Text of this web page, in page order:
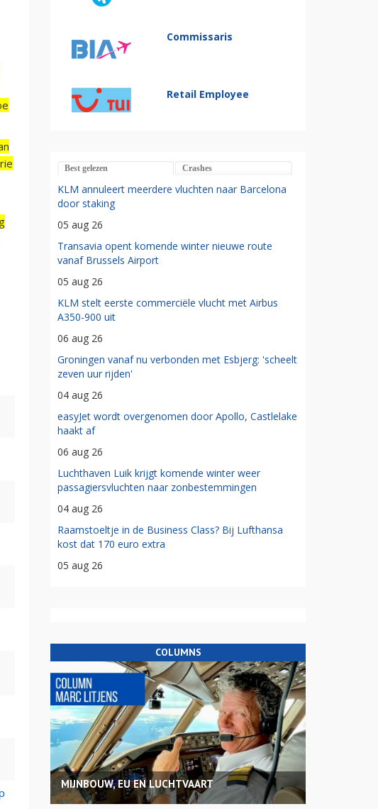
Commissaris
Retail Employee
Best gelezen Crashes
KLM annuleert meerdere vluchten naar Barcelona
door staking
05 aug 26
Transavia opent komende winter nieuwe route
vanaf Brussels Airport
05 aug 26
KLM stelt eerste commerciële vlucht met Airbus
A350-900 uit
06 aug 26
Groningen vanaf nu verbonden met Esbjerg: 'scheelt
zeven uur rijden'
04 aug 26
easyJet wordt overgenomen door Apollo, Castlelake
haakt af
06 aug 26
Luchthaven Luik krijgt komende winter weer
passagiersvluchten naar zonbestemmingen
04 aug 26
Raamstoeltje in de Business Class? Bij Lufthansa
kost dat 170 euro extra
05 aug 26
COLUMNS
MIJNBOUW, EU EN LUCHTVAART